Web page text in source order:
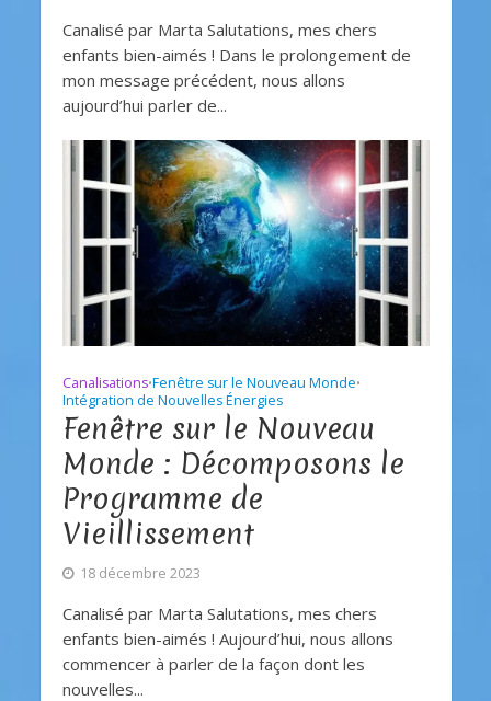
Canalisé par Marta Salutations, mes chers
enfants bien-aimés ! Dans le prolongement de
mon message précédent, nous allons
aujourd’hui parler de...
Canalisations•Fenêtre sur le Nouveau Monde•
Intégration de Nouvelles Énergies
Fenêtre sur le Nouveau
Monde : Décomposons le
Programme de
Vieillissement
18 décembre 2023
Canalisé par Marta Salutations, mes chers
enfants bien-aimés ! Aujourd’hui, nous allons
commencer à parler de la façon dont les
nouvelles...